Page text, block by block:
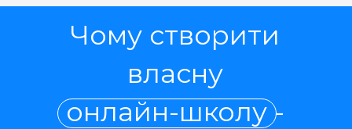
Чому створити
власну
онлайн-школу -